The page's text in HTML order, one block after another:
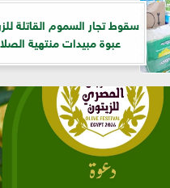
عبوة مبيدات منتهية